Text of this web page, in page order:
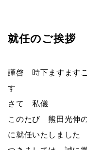
就任のご挨拶
謹啓 時下ますます
す
さて 私儀
このたび 熊田光伸
に就任いたしました